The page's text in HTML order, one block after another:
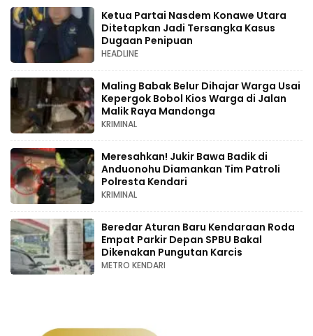
Ketua Partai Nasdem Konawe Utara
Ditetapkan Jadi Tersangka Kasus
Dugaan Penipuan
HEADLINE
Maling Babak Belur Dihajar Warga Usai
Kepergok Bobol Kios Warga di Jalan
Malik Raya Mandonga
KRIMINAL
Meresahkan! Jukir Bawa Badik di
Anduonohu Diamankan Tim Patroli
Polresta Kendari
KRIMINAL
Beredar Aturan Baru Kendaraan Roda
Empat Parkir Depan SPBU Bakal
Dikenakan Pungutan Karcis
METRO KENDARI